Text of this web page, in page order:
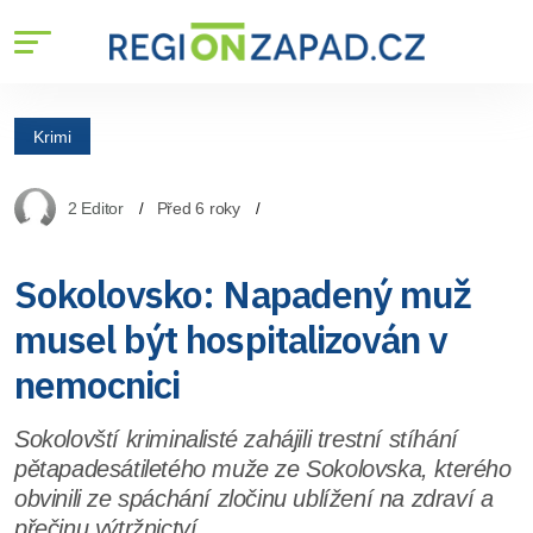
Krimi
2 Editor Před 6 roky
Sokolovsko: Napadený muž
musel být hospitalizován v
nemocnici
Sokolovští kriminalisté zahájili trestní stíhání
pětapadesátiletého muže ze Sokolovska, kterého
obvinili ze spáchání zločinu ublížení na zdraví a